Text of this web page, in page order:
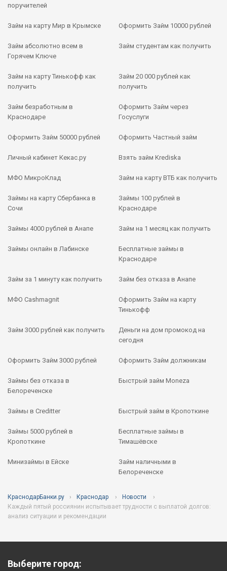
поручителей
Займ на карту Мир в Крымске Оформить Займ 10000 рублей
Займ абсолютно всем в
Горячем Ключе
Займ студентам как получить
Займ на карту Тинькофф как
получить
Займ 20 000 рублей как
получить
Займ безработным в
Краснодаре
Оформить Займ через
Госуслуги
Оформить Займ 50000 рублей Оформить Частный займ
Личный кабинет Кекас.ру Взять займ Krediska
МФО МикроКлад Займ на карту ВТБ как получить
Займы на карту Сбербанка в
Сочи
Займы 100 рублей в
Краснодаре
Займы 4000 рублей в Анапе Займ на 1 месяц как получить
Займы онлайн в Лабинске
Бесплатные займы в
Краснодаре
Займ за 1 минуту как получить Займ без отказа в Анапе
МФО Cashmagnit
Оформить Займ на карту
Тинькофф
Займ 3000 рублей как получить
Деньги на дом промокод на
сегодня
Оформить Займ 3000 рублей Оформить Займ должникам
Займы без отказа в
Белореченске
Быстрый займ Moneza
Займы в Creditter Быстрый займ в Кропоткине
Займы 5000 рублей в
Кропоткине
Бесплатные займы в
Тимашёвске
Минизаймы в Ейске
Займ наличными в
Белореченске
КраснодарБанки.ру Краснодар
Новости
Каждый пятый россиянин испытывает трудности с выплатой долгов:
анализ ситуации и рекомендации
Выберите город: